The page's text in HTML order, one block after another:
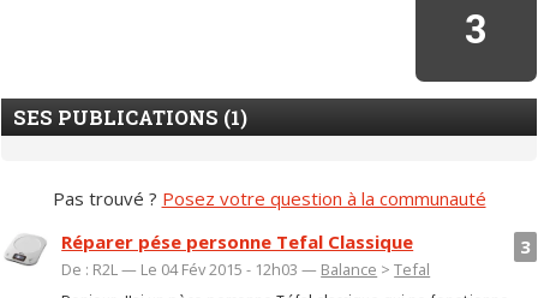
3
SES PUBLICATIONS (1)
Pas trouvé ? Posez votre question à la communauté
3
Réparer pése personne Tefal Classique
De : R2L — Le 04 Fév 2015 - 12h03 — Balance >Tefal